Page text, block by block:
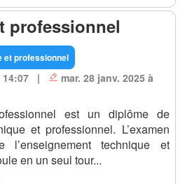
professionnel
et professionnel
14:07 |
mar. 28 janv. 2025 à
est un diplôme de
et professionnel. L’examen
l’enseignement technique et
en un seul tour...